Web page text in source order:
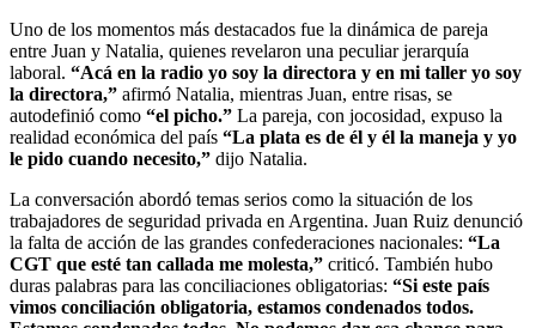
Uno de los momentos más destacados fue la dinámica de pareja
entre Juan y Natalia, quienes revelaron una peculiar jerarquía
laboral. “Acá en la radio yo soy la directora y en mi taller yo soy
la directora,” afirmó Natalia, mientras Juan, entre risas, se
autodefinió como “el picho.” La pareja, con jocosidad, expuso la
realidad económica del país “La plata es de él y él la maneja y yo
le pido cuando necesito,” dijo Natalia.
La conversación abordó temas serios como la situación de los
trabajadores de seguridad privada en Argentina. Juan Ruiz denunció
la falta de acción de las grandes confederaciones nacionales: “La
CGT que esté tan callada me molesta,” criticó. También hubo
duras palabras para las conciliaciones obligatorias: “Si este país
vimos conciliación obligatoria, estamos condenados todos.